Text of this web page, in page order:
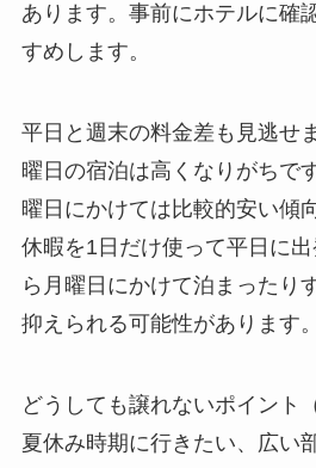
あります。事前にホテルに確
すめします。
平日と週末の料金差も見逃せ
曜日の宿泊は高くなりがちで
曜日にかけては比較的安い傾
休暇を1日だけ使って平日に
ら月曜日にかけて泊まったり
抑えられる可能性があります。
どうしても譲れないポイント
夏休み時期に行きたい、広い